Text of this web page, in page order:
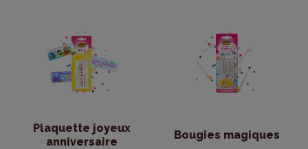
Pruimen
Rozijnen
Plaquette joyeux
anniversaire
Bougies magiques